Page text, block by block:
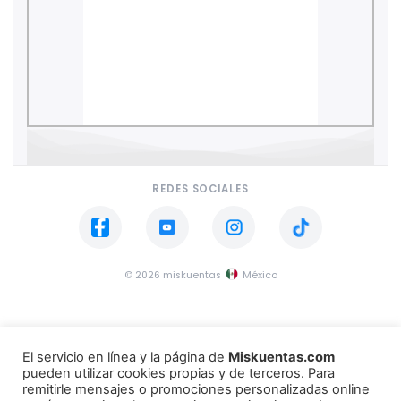
REDES SOCIALES
© 2026 miskuentas México
El servicio en línea y la página de Miskuentas.com
pueden utilizar cookies propias y de terceros. Para
remitirle mensajes o promociones personalizadas online